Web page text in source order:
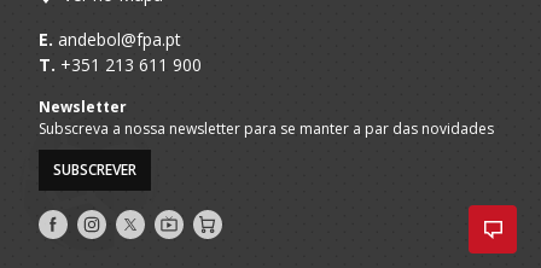
E. andebol@fpa.pt
T. +351 213 611 900
Newsletter
Subscreva a nossa newsletter para se manter a par das novidades
SUBSCREVER
Siga-
nos
Siga-
nos
Siga-
nos
AndebolTV
Loja